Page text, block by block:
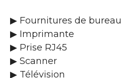
▶ Fournitures de bureau
▶ Imprimante
▶ Prise RJ45
▶ Scanner
▶ Télévision